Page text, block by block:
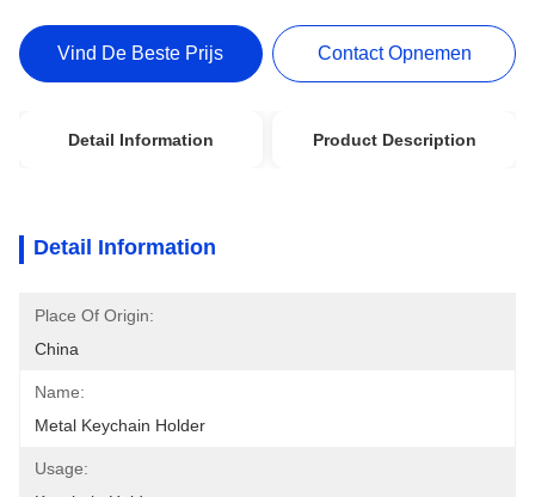
Vind De Beste Prijs Contact Opnemen
Detail Information Product Description
Detail Information
Place Of Origin:
China
Name:
Metal Keychain Holder
Usage: